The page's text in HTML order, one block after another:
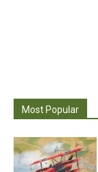
Most Popular